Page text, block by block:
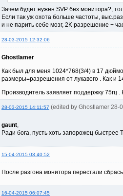
Зачем будет нужен SVP без монитора?,
Если так уж охота больше частоты,
и не парить себе мозг, 2K разрешение +
28-03-2015 12:32:06
Ghostlamer
Как был для меня 1024*768(3/4) в 17
размеры=разрешения от лукавого . Как и
Производитель заявляет поддержку
28-03-2015 14:11:57 (edited by Ghostlamer 28-
gaunt,
Ради бога, пусть хоть запорожец быстрее
15-04-2015 03:40:52
После разгона монитора перестали
16-04-2015 06:07:45